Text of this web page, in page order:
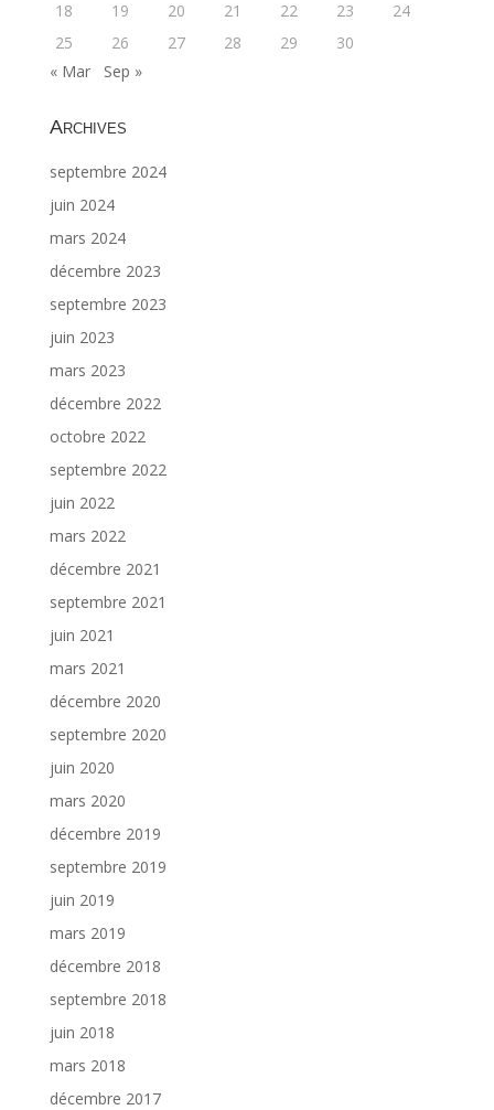
18
19 20 21 22 23
24
25
26 27 28 29
30
« Mar
Sep »
Archives
septembre 2024
juin 2024
mars 2024
décembre 2023
septembre 2023
juin 2023
mars 2023
décembre 2022
octobre 2022
septembre 2022
juin 2022
mars 2022
décembre 2021
septembre 2021
juin 2021
mars 2021
décembre 2020
septembre 2020
juin 2020
mars 2020
décembre 2019
septembre 2019
juin 2019
mars 2019
décembre 2018
septembre 2018
juin 2018
mars 2018
décembre 2017